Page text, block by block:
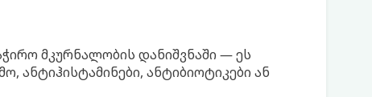
მკურნალობის დანიშვნაში — ეს
ანტიჰისტამინები, ანტიბიოტიკები ან